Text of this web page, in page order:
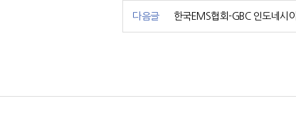
다음글 한국EMS협회-GBC 인도네시